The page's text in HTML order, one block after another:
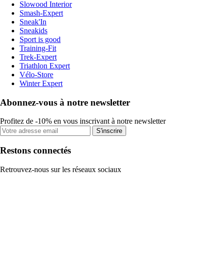
Slowood Interior
Smash-Expert
Sneak'In
Sneakids
Sport is good
Training-Fit
Trek-Expert
Triathlon Expert
Vélo-Store
Winter Expert
Abonnez-vous à notre newsletter
Profitez de -10% en vous inscrivant à notre newsletter
S'inscrire
Restons connectés
Retrouvez-nous sur les réseaux sociaux